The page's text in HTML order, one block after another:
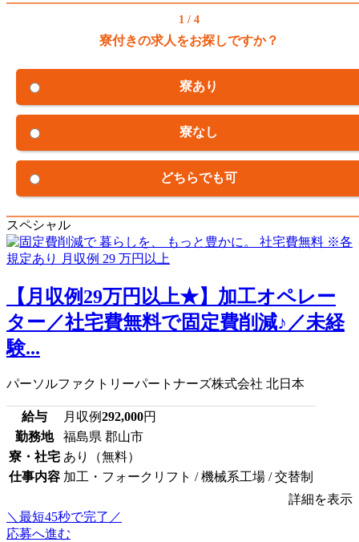
1 / 4
寮付きの求人をお探しですか？
寮あり
寮なし
どちらでも可
スペシャル
【月収例29万円以上★】加工オペレー
ター／社宅費無料で固定費削減♪／未経
験...
パーソルファクトリーパートナーズ株式会社 北日本
給与 月収例292,000円
勤務地
福島県 郡山市
寮・社宅 あり（無料）
仕事内容 加工・フォークリフト / 機械系工場 / 交替制
詳細を表示
＼最短45秒で完了／
応募へ進む